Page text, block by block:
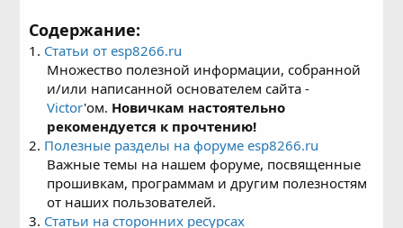
Содержание:
1. Статьи от esp8266.ru
Множество полезной информации, собранной
и/или написанной основателем сайта -
Victor'ом. Новичкам настоятельно
рекомендуется к прочтению!
2. Полезные разделы на форуме esp8266.ru
Важные темы на нашем форуме, посвященные
прошивкам, программам и другим полезностям
от наших пользователей.​
3. Статьи на сторонних ресурсах